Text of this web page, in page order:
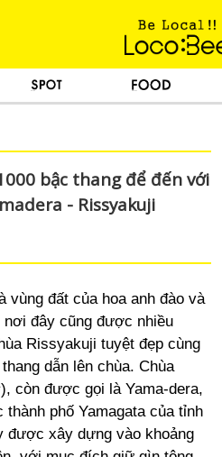
bậc thang để đến với
- Rissyakuji
vùng đất của hoa anh đào và
đây cũng được nhiều
Rissyakuji tuyệt đẹp cùng
dẫn lên chùa. Chùa
còn được gọi là Yama-dera,
phố Yamagata của tỉnh
được xây dựng vào khoảng